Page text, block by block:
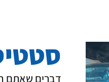
דברים שאתם